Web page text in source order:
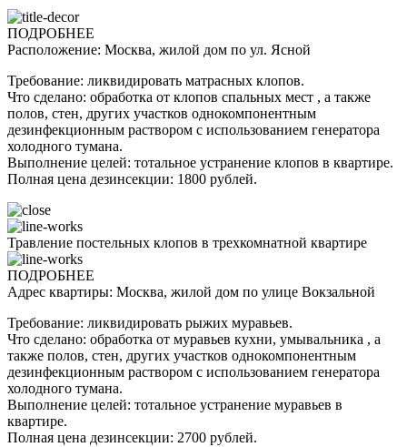
ПОДРОБНЕЕ
Расположение: Москва, жилой дом по ул. Ясной
Требование: ликвидировать матрасных клопов.
Что сделано: обработка от клопов спальных мест , а также
полов, стен, других участков однокомпонентным
дезинфекционным раствором с использованием генератора
холодного тумана.
Выполнение целей: тотальное устранение клопов в квартире.
Полная цена дезинсекции: 1800 рублей.
Травление постельных клопов в трехкомнатной квартире
ПОДРОБНЕЕ
Адрес квартиры: Москва, жилой дом по улице Вокзальной
Требование: ликвидировать рыжих муравьев.
Что сделано: обработка от муравьев кухни, умывальника , а
также полов, стен, других участков однокомпонентным
дезинфекционным раствором с использованием генератора
холодного тумана.
Выполнение целей: тотальное устранение муравьев в
квартире.
Полная цена дезинсекции: 2700 рублей.